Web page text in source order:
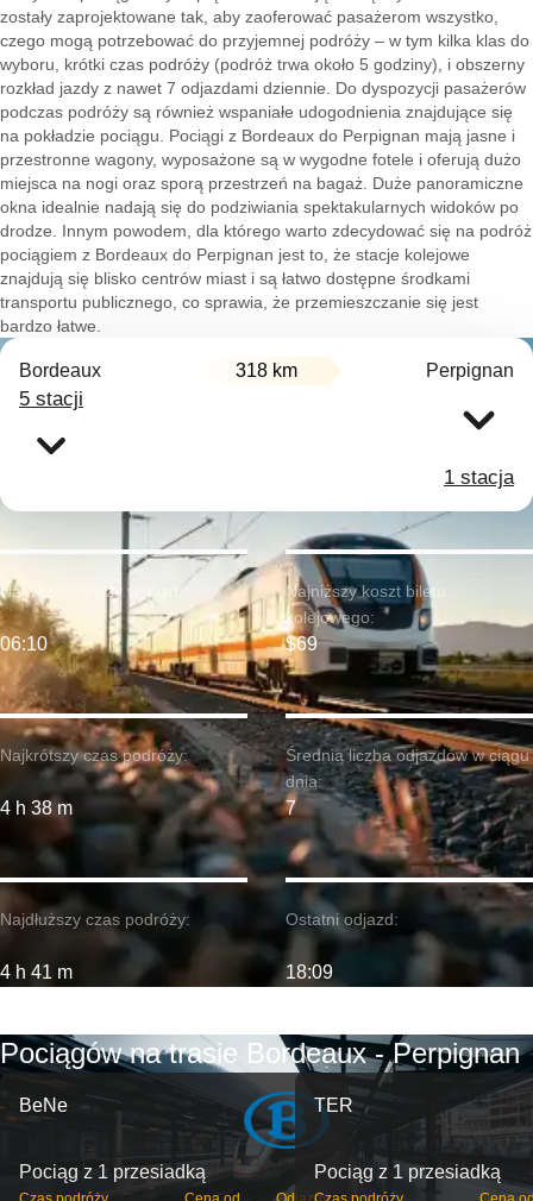
zostały zaprojektowane tak, aby zaoferować pasażerom wszystko,
czego mogą potrzebować do przyjemnej podróży – w tym kilka klas do
wyboru, krótki czas podróży (podróż trwa około 5 godziny), i obszerny
rozkład jazdy z nawet 7 odjazdami dziennie. Do dyspozycji pasażerów
podczas podróży są również wspaniałe udogodnienia znajdujące się
na pokładzie pociągu. Pociągi z Bordeaux do Perpignan mają jasne i
przestronne wagony, wyposażone są w wygodne fotele i oferują dużo
miejsca na nogi oraz sporą przestrzeń na bagaż. Duże panoramiczne
okna idealnie nadają się do podziwiania spektakularnych widoków po
drodze. Innym powodem, dla którego warto zdecydować się na podróż
pociągiem z Bordeaux do Perpignan jest to, że stacje kolejowe
znajdują się blisko centrów miast i są łatwo dostępne środkami
transportu publicznego, co sprawia, że przemieszczanie się jest
bardzo łatwe.
Bordeaux 318 km Perpignan
5 stacji
1 stacja
Najkrótszy czas podróży:
4 h 38 m
Najwcześniejszy wyjazd:
06:10
Najdłuższy czas podróży:
4 h 41 m
Najniższy koszt biletu
kolejowego:
$69
Średnia liczba odjazdów w ciągu
dnia:
7
Ostatni odjazd:
18:09
Pociągów na trasie Bordeaux - Perpignan
BeNe
Pociąg z 1 przesiadką
TER
Pociąg z 1 przesiadką